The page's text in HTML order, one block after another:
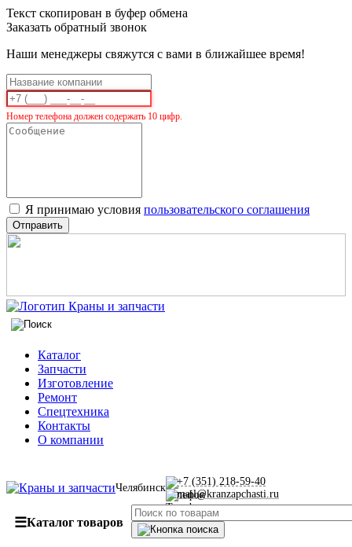
Текст скопирован в буфер обмена
Заказать обратный звонок
Наши менеджеры свяжутся с вами в ближайшее время!
Номер телефона должен содержать 10 цифр.
Я принимаю условия пользовательского соглашения
Отправить
Каталог
Запчасти
Изготовление
Ремонт
Спецтехника
Контакты
О компании
Челябинск
+7 (351) 218-59-40
mail@kranzapchasti.ru
☰Каталог товаров